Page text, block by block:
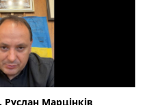
Руслан Марцінків